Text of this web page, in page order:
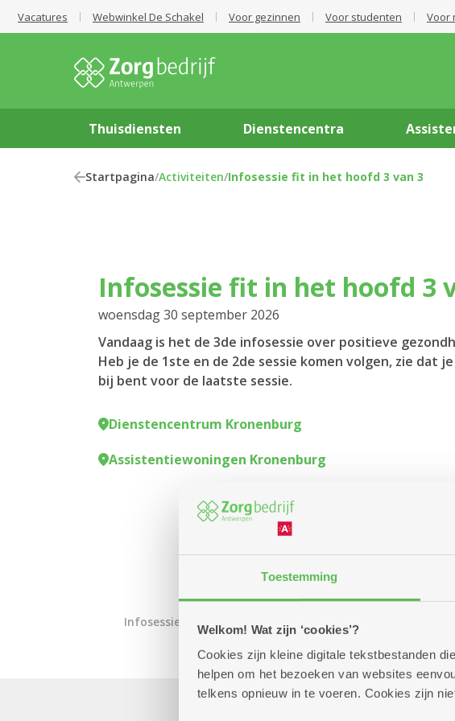
Toestemming
Welkom! Wat zijn ‘cookies’?
Cookies zijn kleine digitale tekstbestanden
helpen om het bezoeken van websites
telkens opnieuw in te voeren. Cookies zijn
Vacatures Webwinkel De Schakel Voor gezinnen Voor studenten Voor
Thuisdiensten Dienstencentra
Startpagina/Activiteiten/Infosessie fit in het hoofd 3 van 3
Infosessie fit in het hoofd 3
woensdag 30 september 2026
Vandaag is het de 3de infosessie over positieve
Heb je de 1ste en de 2de sessie komen volgen, zie dat
bij bent voor de laatste sessie.
Dienstencentrum Kronenburg
Assistentiewoningen Kronenburg
Infosessie